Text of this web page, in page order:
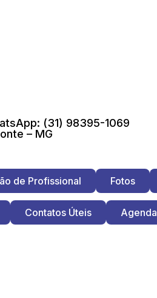
(31) 98395-1069
– MG
de Profissional Fotos
Contatos Úteis Agenda